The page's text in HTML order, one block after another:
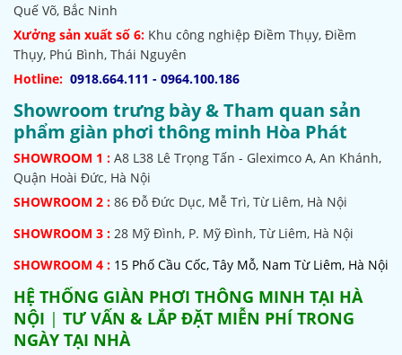
Quế Võ, Bắc Ninh
Xưởng sản xuất số 6: Khu công nghiệp Điềm Thụy, Điềm
Thụy, Phú Bình, Thái Nguyên
Hotline: 0918.664.111 - 0964.100.186
Showroom trưng bày & Tham quan sản
phẩm giàn phơi thông minh Hòa Phát
SHOWROOM 1 : A8 L38 Lê Trọng Tấn - Gleximco A, An Khánh,
Quận Hoài Đức, Hà Nội
SHOWROOM 2 : 86 Đỗ Đức Dục, Mễ Trì, Từ Liêm, Hà Nội
SHOWROOM 3 : 28 Mỹ Đình, P. Mỹ Đình, Từ Liêm, Hà Nội
SHOWROOM 4 : 15 Phố Cầu Cốc, Tây Mỗ, Nam Từ Liêm, Hà Nội
HỆ THỐNG GIÀN PHƠI THÔNG MINH TẠI HÀ
NỘI | TƯ VẤN & LẮP ĐẶT MIỄN PHÍ TRONG
NGÀY TẠI NHÀ